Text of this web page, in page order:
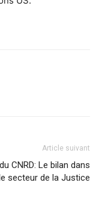
Article suivant
CNRD: Le bilan dans
secteur de la Justice